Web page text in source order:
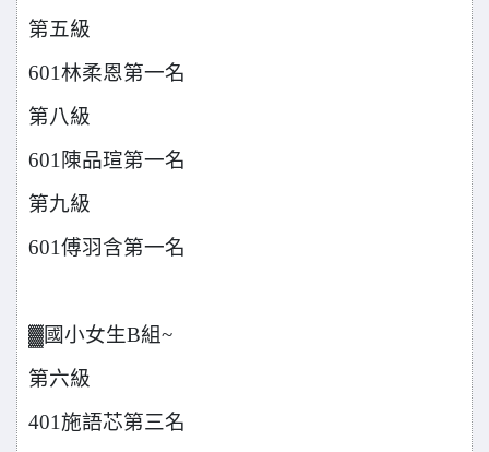
第五級
601林柔恩第一名
第八級
601 陳品瑄第一名
第九級
601傅羽含第一名
▓國小女生B組~
第六級
401施語芯第三名